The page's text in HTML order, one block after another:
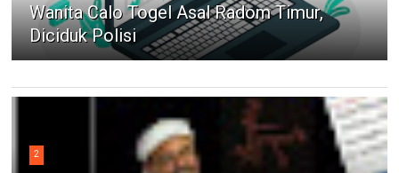
Wanita Calo Togel Asal Radom Timur,
Diciduk Polisi
2